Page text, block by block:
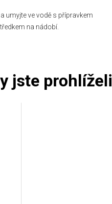
umyjte ve vodě s přípravkem
na nádobí.
jste prohlíželi